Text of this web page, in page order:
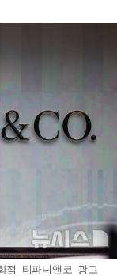
점 티파니앤코 광고